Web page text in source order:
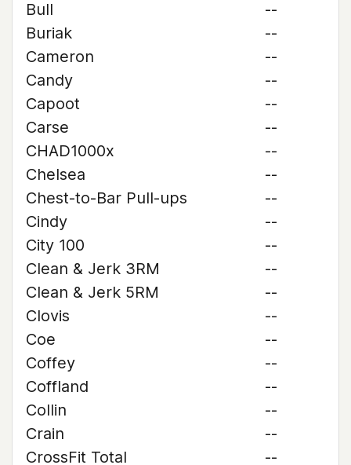
Bull
--
Buriak
--
Cameron
--
Candy
--
Capoot
--
Carse
--
CHAD1000x
--
Chelsea
--
Chest-to-Bar Pull-ups
--
Cindy
--
City 100
--
Clean & Jerk 3RM
--
Clean & Jerk 5RM
--
Clovis
--
Coe
--
Coffey
--
Coffland
--
Collin
--
Crain
--
CrossFit Total
--